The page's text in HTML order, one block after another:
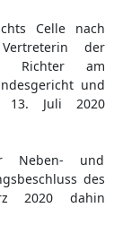
Celle nach
der
Richter am
und
13. Juli 2020
Neben- und
des
2020 dahin